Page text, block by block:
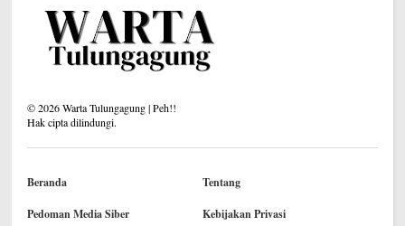
©2026Warta Tulungagung | Peh!!
Hak cipta dilindungi.
Beranda Tentang
Pedoman Media Siber Kebijakan Privasi